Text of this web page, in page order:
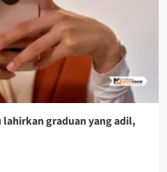
graduan yang adil,